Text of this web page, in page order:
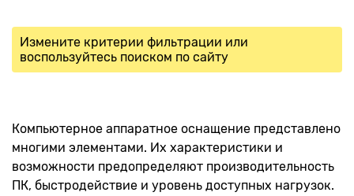
Измените критерии фильтрации или
воспользуйтесь поиском по сайту
Компьютерное аппаратное оснащение представлено
многими элементами. Их характеристики и
возможности предопределяют производительность
ПК, быстродействие и уровень доступных нагрузок.